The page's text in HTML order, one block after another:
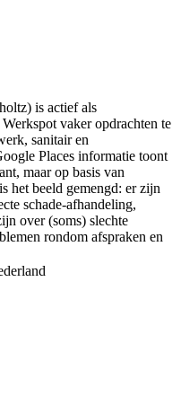
is actief als
vaker opdrachten te
sanitair en
Places informatie toont
maar op basis van
het beeld gemengd: er zijn
schade-afhandeling,
over (soms) slechte
rondom afspraken en